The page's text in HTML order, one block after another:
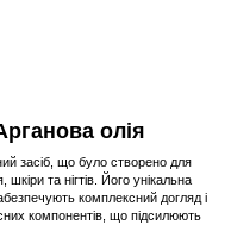
олія
засіб, що було створено для
та нігтів. Його унікальна
комплексний догляд і
компонентів, що підсилюють